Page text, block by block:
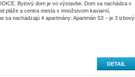
Bytový dom je vo výstavbe. Dom sa nachádza v
pláže a centra mesta s množstvom kaviarní,
sa nachádzajú 4 apartmány: Apartmán S3 – je 3 izbový
DETAIL